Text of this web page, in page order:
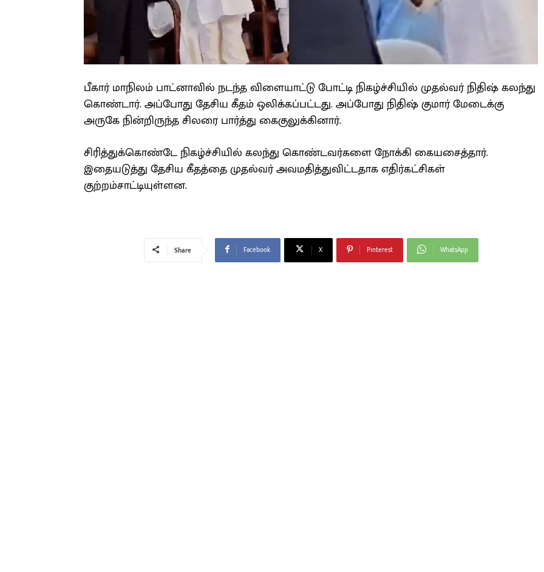
பீகார் மாநிலம் பாட்னாவில் நடந்த விளையாட்டு போட்டி நிகழ்ச்சியில் முதல்வர் நிதிஷ் கலந்து
கொண்டார். அப்போது தேசிய கீதம் ஒலிக்கப்பட்டது. அப்போது நிதிஷ் குமார் மேடைக்கு
அருகே நின்றிருந்த சிலரை பார்த்து கைகுலுக்கினார்.
சிரித்துக்கொண்டே நிகழ்ச்சியில் கலந்து கொண்டவர்களை நோக்கி கையசைத்தார்.
இதையடுத்து தேசிய கீதத்தை முதல்வர் அவமதித்துவிட்டதாக எதிர்கட்சிகள்
குற்றம்சாட்டியுள்ளன.
Share Facebook X Pinterest WhatsApp